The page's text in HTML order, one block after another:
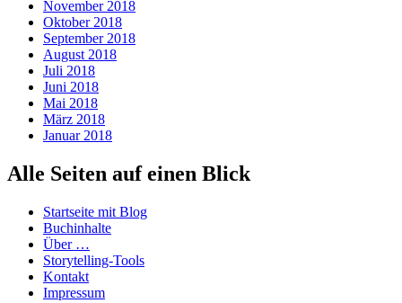
November 2018
Oktober 2018
September 2018
August 2018
Juli 2018
Juni 2018
Mai 2018
März 2018
Januar 2018
Alle Seiten auf einen Blick
Startseite mit Blog
Buchinhalte
Über …
Storytelling-Tools
Kontakt
Impressum